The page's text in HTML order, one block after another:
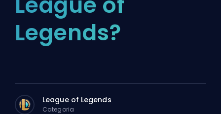
Legends?
League of Legends
Categoria